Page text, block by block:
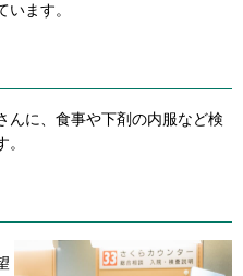
ます。
んに、食事や下剤の内服など検